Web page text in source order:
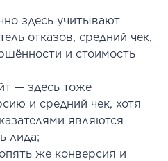
здесь учитывают
отказов, средний чек,
и стоимость
— здесь тоже
и средний чек, хотя
являются
лида;
же конверсия и